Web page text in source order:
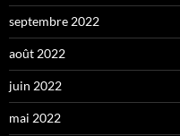
septembre 2022
août 2022
juin 2022
mai 2022